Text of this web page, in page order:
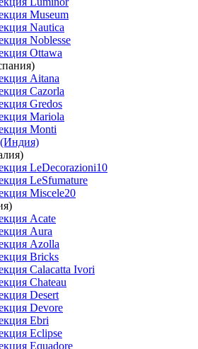
Museum
Nautica
Noblesse
Ottawa
Aitana
Cazorla
Gredos
Mariola
Monti
LeDecorazioni10
LeSfumature
Miscele20
Acate
Aura
Azolla
Bricks
Calacatta Ivori
Chateau
Desert
Devore
Ebri
Eclipse
Equadore